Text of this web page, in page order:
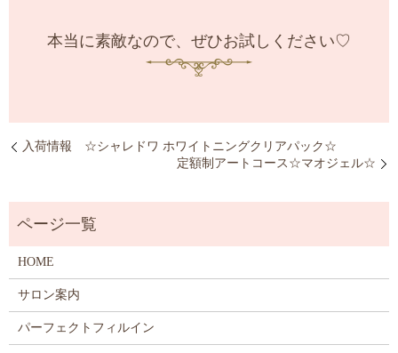
本当に素敵なので、ぜひお試しください♡
入荷情報 ☆シャレドワ ホワイトニングクリアパック☆
定額制アートコース☆マオジェル☆
HOME
サロン案内
パーフェクトフィルイン